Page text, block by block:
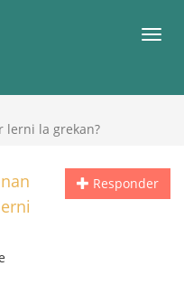
lerni la grekan?
Responder